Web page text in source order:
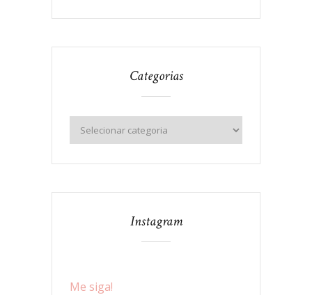
Categorias
Instagram
Me siga!